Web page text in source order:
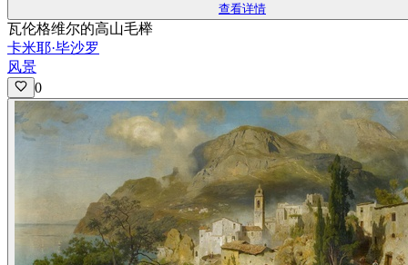
查看详情
瓦伦格维尔的高山毛榉
卡米耶·毕沙罗
风景
0